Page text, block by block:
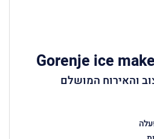
Gorenje ice
והאירוח המושלם